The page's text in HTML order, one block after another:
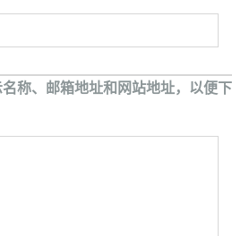
称、邮箱地址和网站地址，以便下